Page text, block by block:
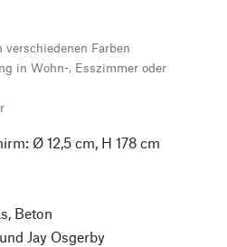
Farben
in Wohn-, Esszimmer oder
Ø 12,5 cm, H 178 cm
Beton
Jay Osgerby